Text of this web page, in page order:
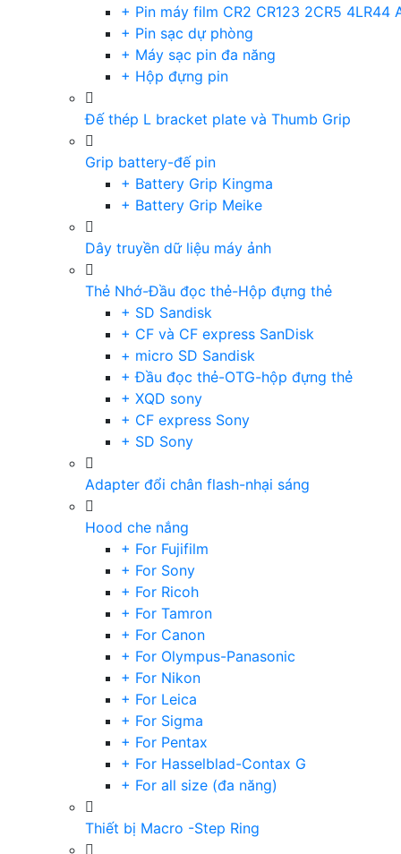
+ Pin máy film CR2 CR123 2CR5 4LR44
+ Pin sạc dự phòng
+ Máy sạc pin đa năng
+ Hộp đựng pin
Đế thép L bracket plate và Thumb Grip
Grip battery-đế pin
+ Battery Grip Kingma
+ Battery Grip Meike
Dây truyền dữ liệu máy ảnh
Thẻ Nhớ-Đầu đọc thẻ-Hộp đựng thẻ
+ SD Sandisk
+ CF và CF express SanDisk
+ micro SD Sandisk
+ Đầu đọc thẻ-OTG-hộp đựng thẻ
+ XQD sony
+ CF express Sony
+ SD Sony
Adapter đổi chân flash-nhại sáng
Hood che nắng
+ For Fujifilm
+ For Sony
+ For Ricoh
+ For Tamron
+ For Canon
+ For Olympus-Panasonic
+ For Nikon
+ For Leica
+ For Sigma
+ For Pentax
+ For Hasselblad-Contax G
+ For all size (đa năng)
Thiết bị Macro -Step Ring